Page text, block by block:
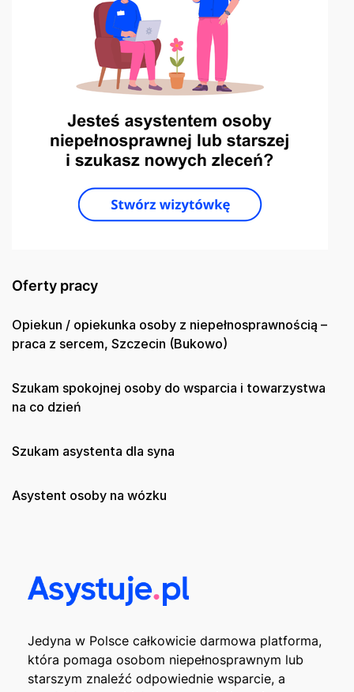
Oferty pracy
Opiekun / opiekunka osoby z niepełnosprawnością –
praca z sercem, Szczecin (Bukowo)
Szukam spokojnej osoby do wsparcia i towarzystwa
na co dzień
Szukam asystenta dla syna
Asystent osoby na wózku
Jedyna w Polsce całkowicie darmowa platforma,
która pomaga osobom niepełnosprawnym lub
starszym znaleźć odpowiednie wsparcie, a